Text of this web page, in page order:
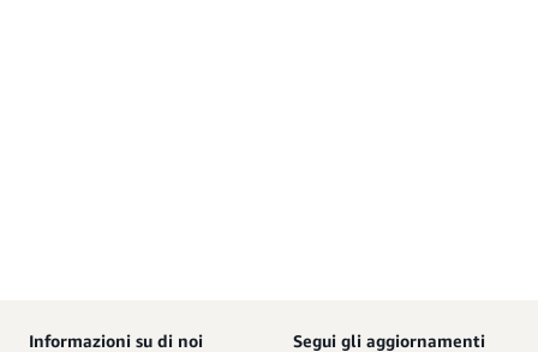
Informazioni su di noi
Segui gli aggiornamenti